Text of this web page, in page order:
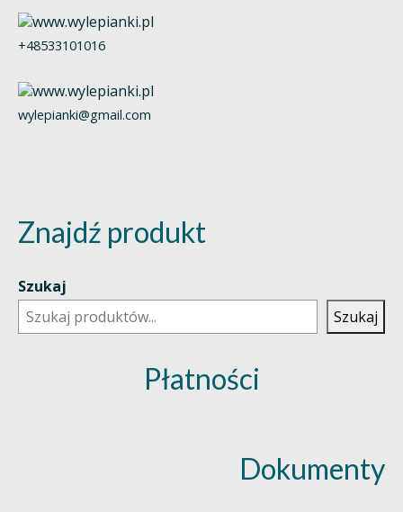
+48533101016
wylepianki@gmail.com
Znajdź produkt
Szukaj
Szukaj
Płatności
Dokumenty